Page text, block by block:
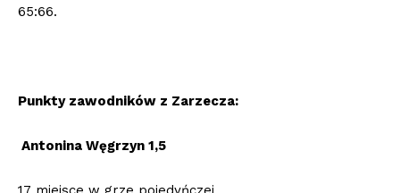
65:66.
Punkty zawodników z Zarzecza:
Antonina Węgrzyn 1,5